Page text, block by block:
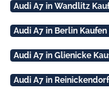
Audi A7 in Wandlitz
Audi A7 in Berlin
Audi A7 in Glienicke
Audi A7 in